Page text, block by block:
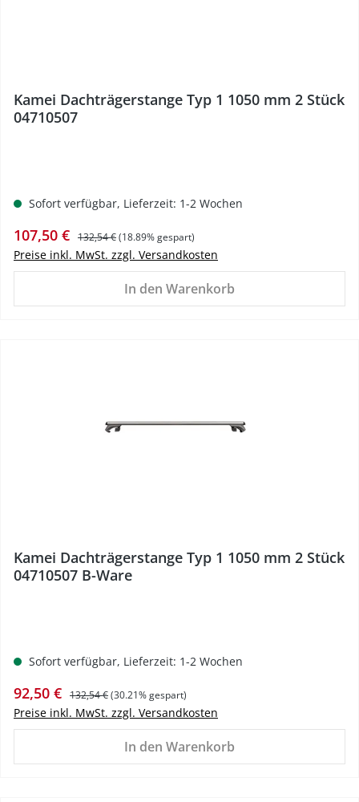
Kamei Dachträgerstange Typ 1 1050 mm 2 Stück
04710507
Sofort verfügbar, Lieferzeit: 1-2 Wochen
Verkaufspreis:
107,50 € Regulärer Preis:
132,54 €(18.89% gespart)
Preise inkl. MwSt. zzgl. Versandkosten
In den Warenkorb
Kamei Dachträgerstange Typ 1 1050 mm 2 Stück
04710507 B-Ware
Sofort verfügbar, Lieferzeit: 1-2 Wochen
Verkaufspreis:
92,50 € Regulärer Preis:
132,54 €(30.21% gespart)
Preise inkl. MwSt. zzgl. Versandkosten
In den Warenkorb